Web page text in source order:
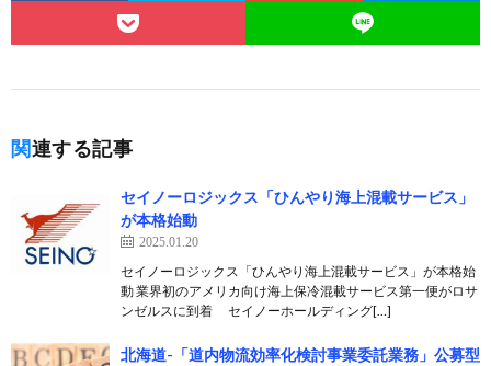
関連する記事
セイノーロジックス「ひんやり海上混載サービス」
が本格始動
2025.01.20
セイノーロジックス「ひんやり海上混載サービス」が本格始
動 業界初のアメリカ向け海上保冷混載サービス第一便がロサ
ンゼルスに到着 セイノーホールディング[…]
北海道-「道内物流効率化検討事業委託業務」公募型